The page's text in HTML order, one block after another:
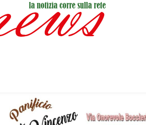
dall’affetto della
EVIDENZA
e santa Sabina EVIDENZA